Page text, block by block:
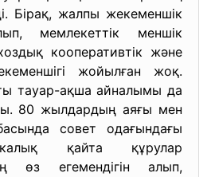
Бірақ, жалпы жекеменшік
мемлекеттік меншік
кооперативтік және
жойылған жоқ.
тауар-ақша айналымы да
80 жылдардың аяғы мен
совет одағындағы
қайта құрулар
өз егемендігін алып,